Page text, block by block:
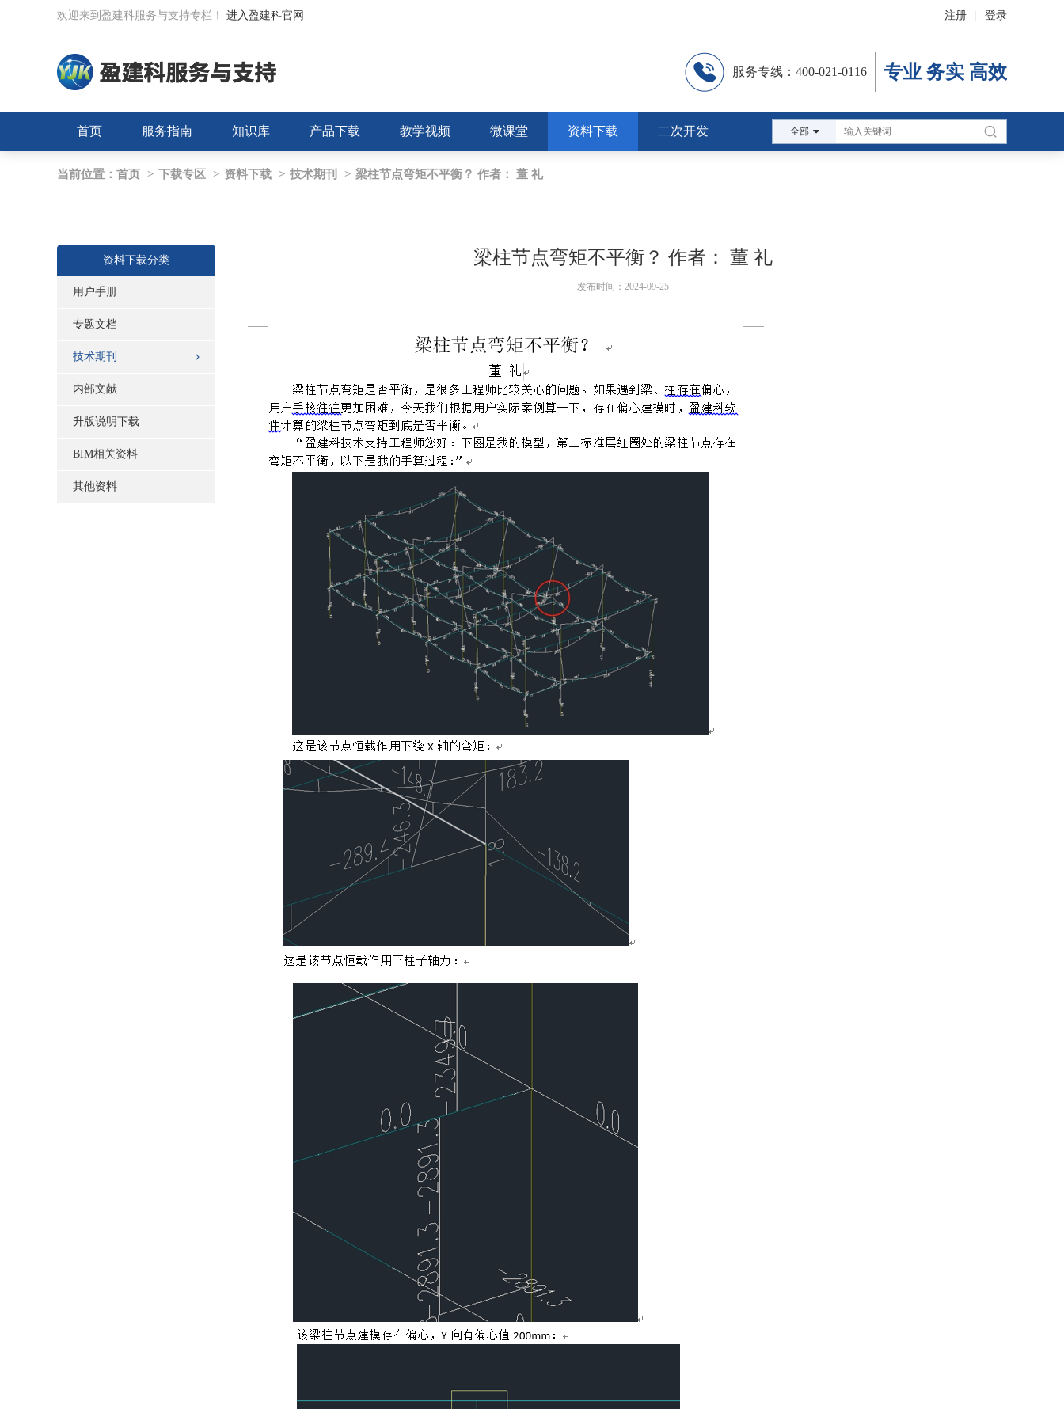
欢迎来到盈建科服务与支持专栏！ 进入盈建科官网 注册 登录
服务专线：400-021-0116 专业 务实 高效
首页 服务指南 知识库 产品下载 教学视频 微课堂 资料下载 二次开发 全部
当前位置： 首页 > 下载专区 > 资料下载 > 技术期刊 > 梁柱节点弯矩不平衡？ 作者： 董 礼
资料下载分类
用户手册
专题文档
技术期刊
内部文献
升版说明下载
BIM相关资料
其他资料
梁柱节点弯矩不平衡？ 作者： 董 礼
发布时间：2024-09-25